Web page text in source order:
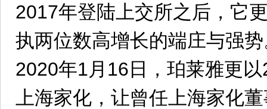
2017年登陆上交所之后，它
执两位数高增长的端庄与强
2020年1月16日，珀莱雅更
上海家化，让曾任上海家化